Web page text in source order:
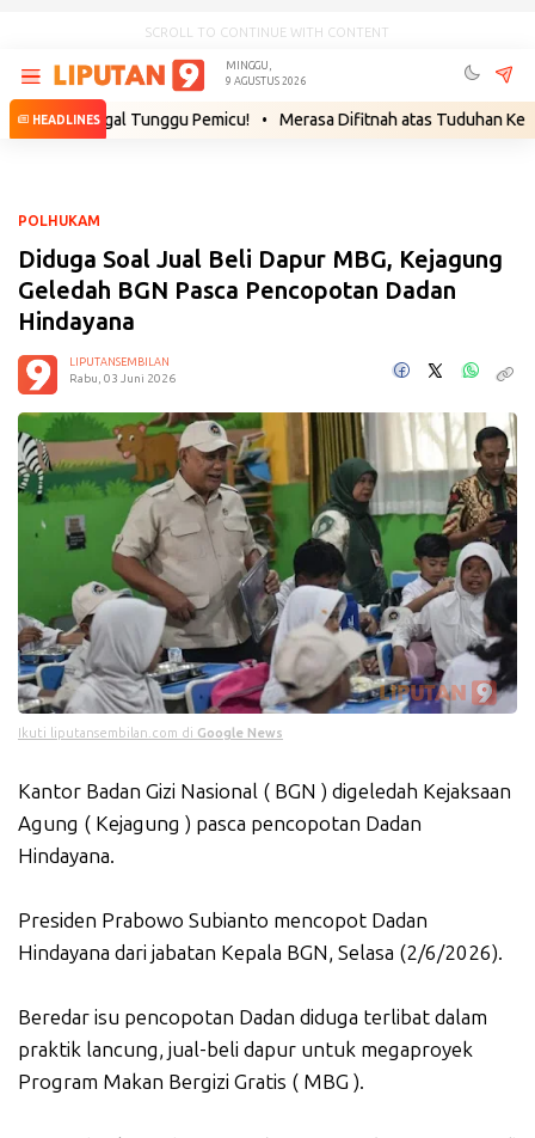
SCROLL TO CONTINUE WITH CONTENT
MINGGU,
9 AGUSTUS 2026
HEADLINES
Tunggu Pemicu! • Merasa Difitnah atas Tuduhan Kesaksian
POLHUKAM
Diduga Soal Jual Beli Dapur MBG, Kejagung
Geledah BGN Pasca Pencopotan Dadan
Hindayana
LIPUTANSEMBILAN
Rabu, 03 Juni 2026
Ikuti liputansembilan.com di Google News
Kantor Badan Gizi Nasional ( BGN ) digeledah Kejaksaan
Agung ( Kejagung ) pasca pencopotan Dadan
Hindayana.
Presiden Prabowo Subianto mencopot Dadan
Hindayana dari jabatan Kepala BGN, Selasa (2/6/2026).
Beredar isu pencopotan Dadan diduga terlibat dalam
praktik lancung, jual-beli dapur untuk megaproyek
Program Makan Bergizi Gratis ( MBG ).